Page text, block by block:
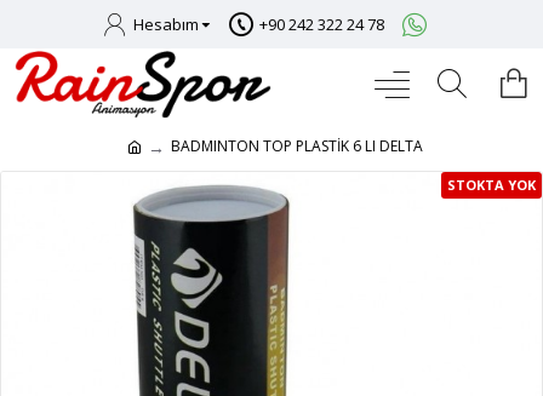
Hesabım +90 242 322 24 78
BADMINTON TOP PLASTİK 6 LI DELTA
STOKTA YOK